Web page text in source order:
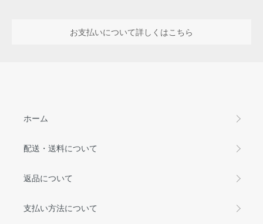
お支払いについて詳しくはこちら
ホーム
配送・送料について
返品について
支払い方法について